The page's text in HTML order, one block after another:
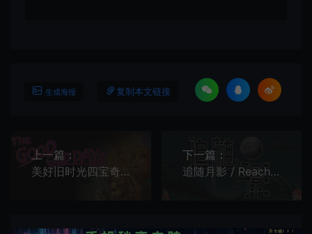
生成海报 复制本文链接
上一篇：
美好旧时光四宝奇兵大冒险 / THE GOOD OLD DAYS 类银河战士恶魔城游戏
下一篇：
追随月影 / Reach to Tsukuyomi 短篇2D平台动作游戏